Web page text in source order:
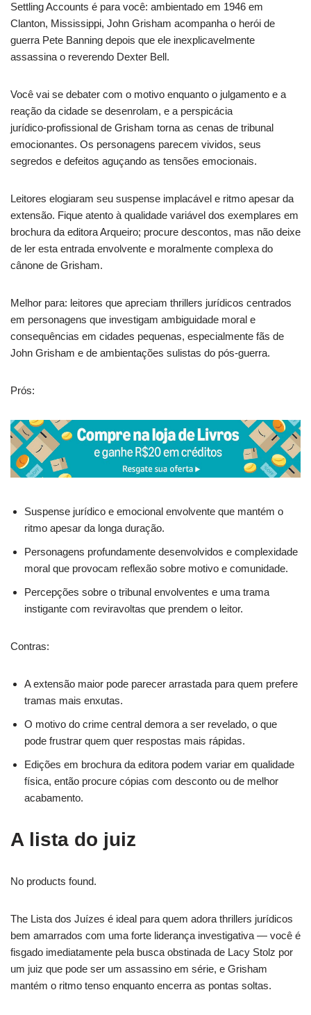
Settling Accounts é para você: ambientado em 1946 em
Clanton, Mississippi, John Grisham acompanha o herói de
guerra Pete Banning depois que ele inexplicavelmente
assassina o reverendo Dexter Bell.
Você vai se debater com o motivo enquanto o julgamento e a
reação da cidade se desenrolam, e a perspicácia
jurídico‑profissional de Grisham torna as cenas de tribunal
emocionantes. Os personagens parecem vividos, seus
segredos e defeitos aguçando as tensões emocionais.
Leitores elogiaram seu suspense implacável e ritmo apesar da
extensão. Fique atento à qualidade variável dos exemplares em
brochura da editora Arqueiro; procure descontos, mas não deixe
de ler esta entrada envolvente e moralmente complexa do
cânone de Grisham.
Melhor para: leitores que apreciam thrillers jurídicos centrados
em personagens que investigam ambiguidade moral e
consequências em cidades pequenas, especialmente fãs de
John Grisham e de ambientações sulistas do pós‑guerra.
Prós:
Suspense jurídico e emocional envolvente que mantém o
ritmo apesar da longa duração.
Personagens profundamente desenvolvidos e complexidade
moral que provocam reflexão sobre motivo e comunidade.
Percepções sobre o tribunal envolventes e uma trama
instigante com reviravoltas que prendem o leitor.
Contras:
A extensão maior pode parecer arrastada para quem prefere
tramas mais enxutas.
O motivo do crime central demora a ser revelado, o que
pode frustrar quem quer respostas mais rápidas.
Edições em brochura da editora podem variar em qualidade
física, então procure cópias com desconto ou de melhor
acabamento.
A lista do juiz
No products found.
The Lista dos Juízes é ideal para quem adora thrillers jurídicos
bem amarrados com uma forte liderança investigativa — você é
fisgado imediatamente pela busca obstinada de Lacy Stolz por
um juiz que pode ser um assassino em série, e Grisham
mantém o ritmo tenso enquanto encerra as pontas soltas.